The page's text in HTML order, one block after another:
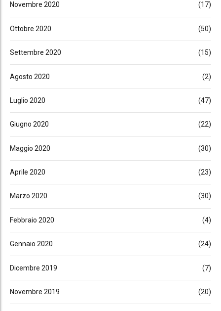
Novembre 2020 (17)
Ottobre 2020 (50)
Settembre 2020 (15)
Agosto 2020 (2)
Luglio 2020 (47)
Giugno 2020 (22)
Maggio 2020 (30)
Aprile 2020 (23)
Marzo 2020 (30)
Febbraio 2020 (4)
Gennaio 2020 (24)
Dicembre 2019 (7)
Novembre 2019 (20)